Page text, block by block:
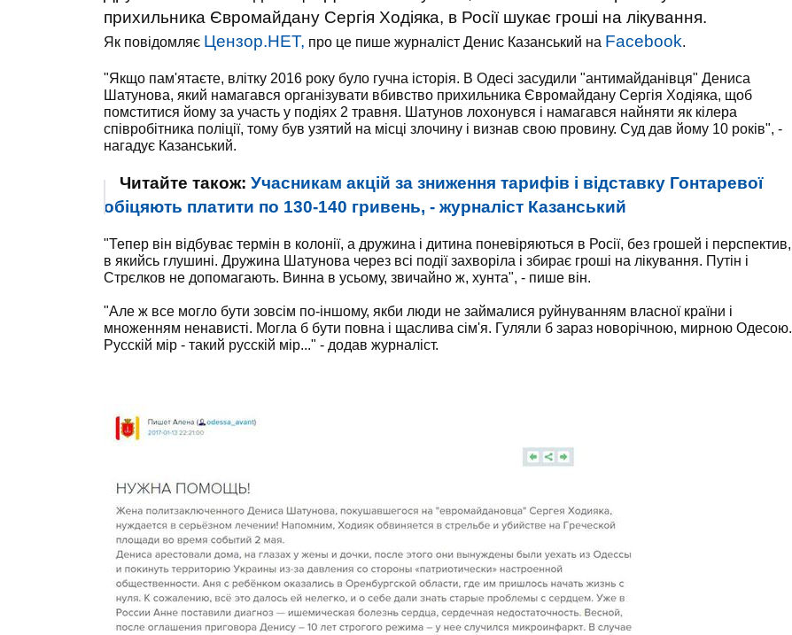
прихильника Євромайдану Сергія Ходіяка, в Росії шукає гроші на лікування.
Як повідомляє Цензор.НЕТ, про це пише журналіст Денис Казанський на Facebook.
"Якщо пам'ятаєте, влітку 2016 року було гучна історія. В Одесі засудили "антимайданівця" Дениса
Шатунова, який намагався організувати вбивство прихильника Євромайдану Сергія Ходіяка, щоб
помститися йому за участь у подіях 2 травня. Шатунов лохонувся і намагався найняти як кілера
співробітника поліції, тому був узятий на місці злочину і визнав свою провину. Суд дав йому 10 років", -
нагадує Казанський.
Читайте також: Учасникам акцій за зниження тарифів і відставку Гонтаревої
обіцяють платити по 130-140 гривень, - журналіст Казанський
"Тепер він відбуває термін в колонії, а дружина і дитина поневіряються в Росії, без грошей і перспектив,
в якийсь глушині. Дружина Шатунова через всі події захворіла і збирає гроші на лікування. Путін і
Стрєлков не допомагають. Винна в усьому, звичайно ж, хунта", - пише він.
"Але ж все могло бути зовсім по-іншому, якби люди не займалися руйнуванням власної країни і
множенням ненависті. Могла б бути повна і щаслива сім'я. Гуляли б зараз новорічною, мирною Одесою.
Русскій мір - такий русскій мір..." - додав журналіст.